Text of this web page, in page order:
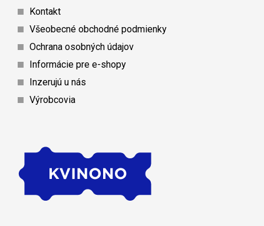
Kontakt
Všeobecné obchodné podmienky
Ochrana osobných údajov
Informácie pre e-shopy
Inzerujú u nás
Výrobcovia